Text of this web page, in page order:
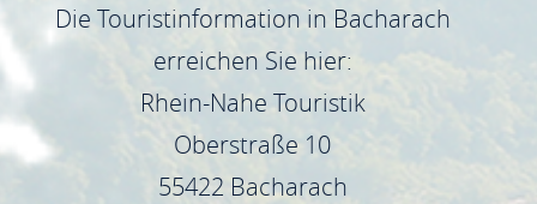
Die Touristinformation in Bacharach
erreichen Sie hier:
Rhein-Nahe Touristik
Oberstraße 10
55422 Bacharach